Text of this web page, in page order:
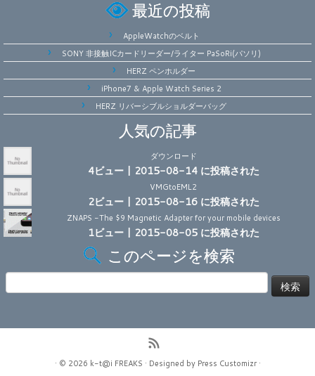
最近の投稿
AppleWatchのベルト
SONY 非接触ICカードリーダー/ライター PaSoRi(パソリ)
HERZ ペンホルダー
iPhone7 & Apple Watch Series 2
HERZ リバーシブルショルダーバッグ
人気の記事
ダウンロード
4ビュー| 2015-08-14 に投稿された
VMGtoEML2
2ビュー| 2015-08-16 に投稿された
ZNAPS -The $9 Magnetic Adapter for your mobile devices
1ビュー| 2015-08-05 に投稿された
このページを検索
索:
· © 2026 k-t@i FREAKS · Designed by Press Customizr·